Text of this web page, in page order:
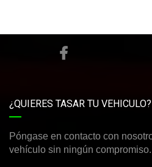
¿QUIERES TASAR TU VEHICULO?
Póngase en contacto con
vehículo sin ningún compromiso.